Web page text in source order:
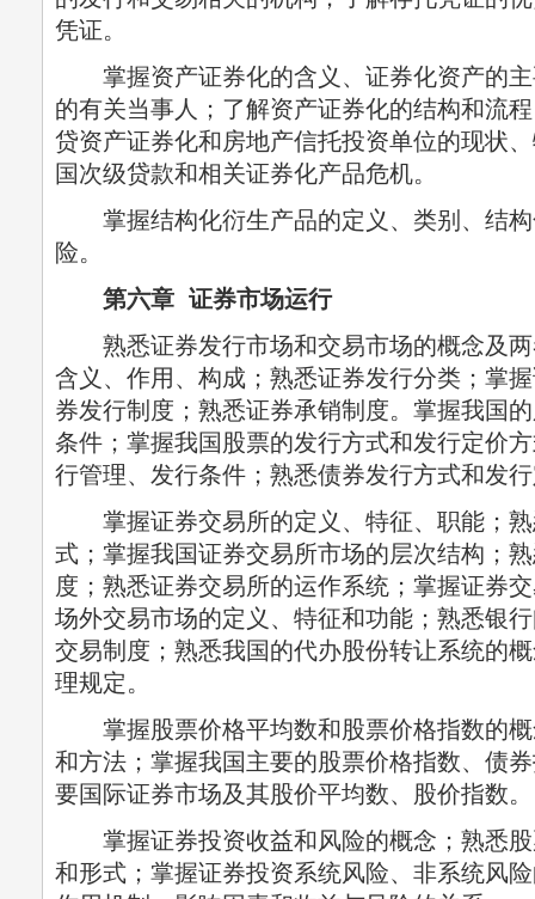
凭证。
掌握资产证券化的含义、证券化资产的主
的有关当事人；了解资产证券化的结构和流
贷资产证券化和房地产信托投资单位的现状
国次级贷款和相关证券化产品危机。
掌握结构化衍生产品的定义、类别、结构
险。
第六章 证券市场运行
熟悉证券发行市场和交易市场的概念及两
含义、作用、构成；熟悉证券发行分类；掌
券发行制度；熟悉证券承销制度。掌握我国
条件；掌握我国股票的发行方式和发行定价
行管理、发行条件；熟悉债券发行方式和发
掌握证券交易所的定义、特征、职能；熟
式；掌握我国证券交易所市场的层次结构；
度；熟悉证券交易所的运作系统；掌握证券
场外交易市场的定义、特征和功能；熟悉银
交易制度；熟悉我国的代办股份转让系统的
理规定。
掌握股票价格平均数和股票价格指数的概
和方法；掌握我国主要的股票价格指数、债
要国际证券市场及其股价平均数、股价指数。
掌握证券投资收益和风险的概念；熟悉股
和形式；掌握证券投资系统风险、非系统风